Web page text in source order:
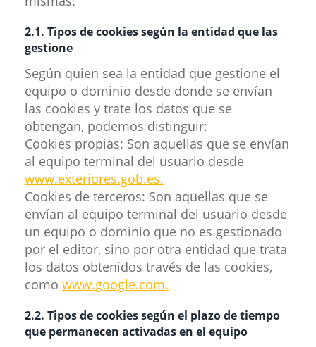
2.1. Tipos de cookies según la entidad que las
gestione
Según quien sea la entidad que gestione el
equipo o dominio desde donde se envían
las cookies y trate los datos que se
obtengan, podemos distinguir:
Cookies propias: Son aquellas que se envían
al equipo terminal del usuario desde
www.exteriores.gob.es.
Cookies de terceros: Son aquellas que se
envían al equipo terminal del usuario desde
un equipo o dominio que no es gestionado
por el editor, sino por otra entidad que trata
los datos obtenidos través de las cookies,
como www.google.com.
2.2. Tipos de cookies según el plazo de tiempo
que permanecen activadas en el equipo